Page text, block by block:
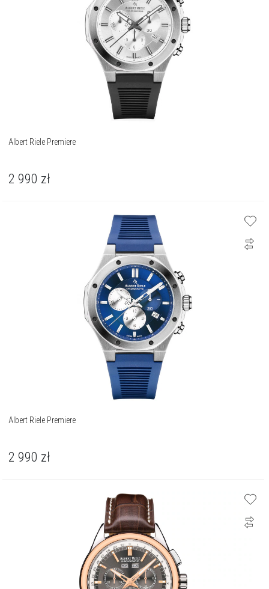
Albert Riele Premiere
2 990 zł
Albert Riele Premiere
2 990 zł